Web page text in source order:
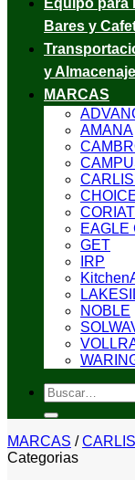
Equipo para
Bares y
y Almacenaje
MARCAS
AMANA
CORIAT
EAGLE
GET
IRP
NOBLE
Buscar
por:
MARCAS /
Categorias